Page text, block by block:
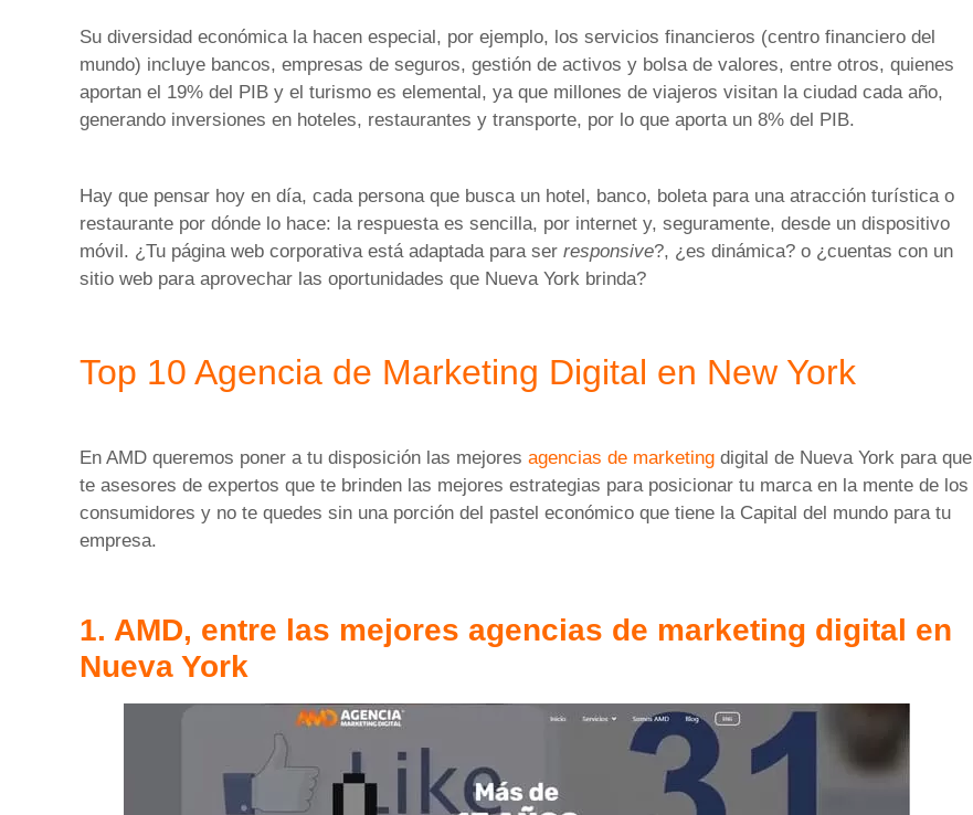
Su diversidad económica la hacen especial, por ejemplo, los servicios financieros (centro financiero del
mundo) incluye bancos, empresas de seguros, gestión de activos y bolsa de valores, entre otros, quienes
aportan el 19% del PIB y el turismo es elemental, ya que millones de viajeros visitan la ciudad cada año,
generando inversiones en hoteles, restaurantes y transporte, por lo que aporta un 8% del PIB.
Hay que pensar hoy en día, cada persona que busca un hotel, banco, boleta para una atracción turística o
restaurante por dónde lo hace: la respuesta es sencilla, por internet y, seguramente, desde un dispositivo
móvil. ¿Tu página web corporativa está adaptada para ser responsive?, ¿es dinámica? o ¿cuentas con un
sitio web para aprovechar las oportunidades que Nueva York brinda?
Top 10 Agencia de Marketing Digital en New York
En AMD queremos poner a tu disposición las mejores agencias de marketing digital de Nueva York para que
te asesores de expertos que te brinden las mejores estrategias para posicionar tu marca en la mente de los
consumidores y no te quedes sin una porción del pastel económico que tiene la Capital del mundo para tu
empresa.
1. AMD, entre las mejores agencias de marketing digital en
Nueva York